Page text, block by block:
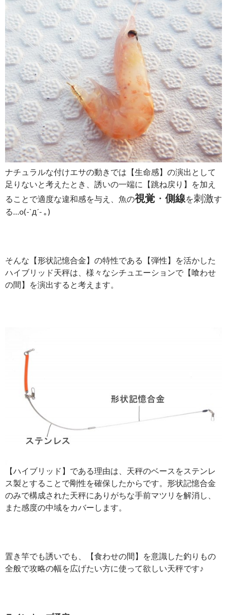
ナチュラルな付けエサの動きでは【生命感】の演出として
足りないと考えたとき、誘いの一端に【跳ね戻り】
を加え
ることで適度な違和感を与え、魚の視覚 ・ 側線を刺激す
る…o(-`д´- ｡)
そんな【形状記憶合金】の特性である【弾性】を活かした
ハイブリッド天秤は、様々なシチュエーションで【喰わせ
の間】を演出すると考えます。
【ハイブリッド】である理由は、天秤のベースをステンレ
ス製とすることで剛性を確保したからです。形状記憶合金
のみで構成された天秤にありがちな手前マツリを解消し、
また感度の中域をカバーします。
置き竿でも誘いでも、【食わせの間】を意識した釣りもの
全般で攻略の幅を広げたい方に使って欲しい天秤です♪